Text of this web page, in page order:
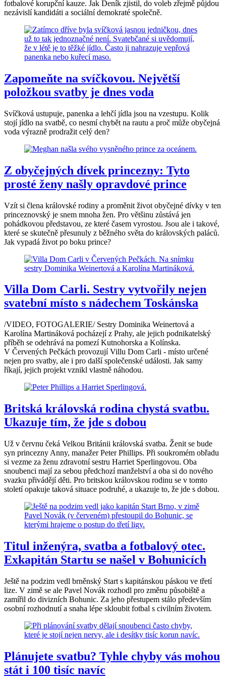
fotbalové korupční kauze. Jak Deník zjistil, do voleb zřejmě půjdou
nezávislí kandidáti a sociální demokraté společně.
Zapomeňte na svíčkovou. Největší
položkou svatby je dnes voda
Svíčková ustupuje, panenka a lehčí jídla jsou na vzestupu. Kolik
stojí jídlo na svatbě, co nesmí chybět na rautu a proč může obyčejná
voda výrazně prodražit celý den?
Z obyčejných dívek princezny: Tyto
prosté ženy našly opravdové prince
Vzít si člena královské rodiny a proměnit život obyčejné dívky v ten
princeznovský je snem mnoha žen. Pro většinu zůstává jen
pohádkovou představou, ze které časem vyrostou. Jsou ale i takové,
které se skutečně přesunuly z běžného světa do královských paláců.
Jak vypadá život po boku prince?
Villa Dom Carli. Sestry vytvořily nejen
svatební místo s nádechem Toskánska
/VIDEO, FOTOGALERIE/ Sestry Dominika Weinertová a
Karolína Martináková pocházejí z Prahy, ale jejich podnikatelský
příběh se odehrává na pomezí Kutnohorska a Kolínska.
V Červených Pečkách provozují Villu Dom Carli - místo určené
nejen pro svatby, ale i pro další společenské události. Jak samy
říkají, jejich projekt vznikl vlastně náhodou.
Britská královská rodina chystá svatbu.
Ukazuje tím, že jde s dobou
Už v červnu čeká Velkou Británii královská svatba. Ženit se bude
syn princezny Anny, manažer Peter Phillips. Při soukromém obřadu
si vezme za ženu zdravotní sestru Harriet Sperlingovou. Oba
snoubenci mají za sebou předchozí manželství a oba si do nového
svazku přivádějí děti. Pro britskou královskou rodinu se v tomto
století opakuje taková situace podruhé, a ukazuje to, že jde s dobou.
Titul inženýra, svatba a fotbalový otec.
Exkapitán Startu se našel v Bohunicích
Ještě na podzim vedl brněnský Start s kapitánskou páskou ve třetí
lize. V zimě se ale Pavel Novák rozhodl pro změnu působiště a
zamířil do divizních Bohunic. Za jeho přestupem stálo především
osobní rozhodnutí a snaha lépe skloubit fotbal s civilním životem.
Plánujete svatbu? Tyhle chyby vás mohou
stát i 100 tisíc navíc